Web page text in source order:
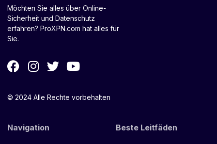
Möchten Sie alles über Online-
Sicherheit und Datenschutz
erfahren? ProXPN.com hat alles für
Sie.
© 2024 Alle Rechte vorbehalten
Navigation Beste Leitfäden